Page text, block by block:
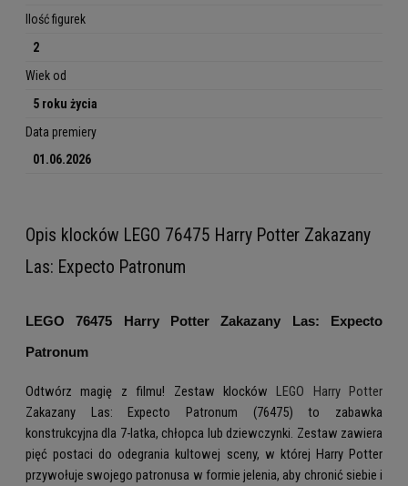
Ilość figurek
2
Wiek od
5 roku życia
Data premiery
01.06.2026
Opis klocków LEGO 76475 Harry Potter Zakazany
Las: Expecto Patronum
LEGO 76475 Harry Potter Zakazany Las: Expecto
Patronum
Odtwórz magię z filmu! Zestaw klocków LEGO Harry Potter
Zakazany Las: Expecto Patronum (76475) to zabawka
konstrukcyjna dla 7-latka, chłopca lub dziewczynki. Zestaw zawiera
pięć postaci do odegrania kultowej sceny, w której Harry Potter
przywołuje swojego patronusa w formie jelenia, aby chronić siebie i